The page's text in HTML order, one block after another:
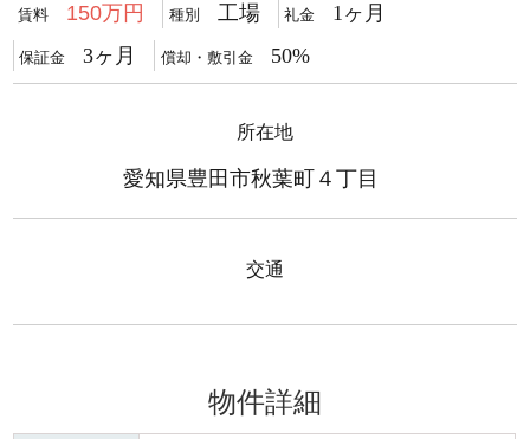
賃料 150万円 種別 工場 礼金 1ヶ月
保証金 3ヶ月 償却・敷引金 50%
所在地
愛知県豊田市秋葉町４丁目
交通
物件詳細